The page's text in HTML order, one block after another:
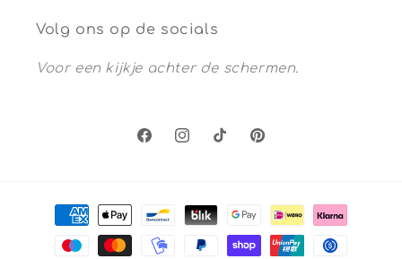
Volg ons op de socials
Voor een kijkje achter de schermen.
FacebookInstagram
TikTok Pinterest
Betaalmethoden